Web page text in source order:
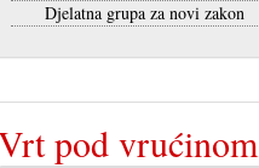
Djelatna grupa za novi zakon
pod vrućinom